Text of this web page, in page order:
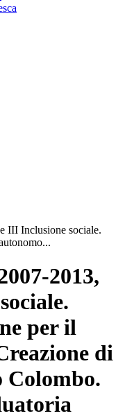
III Inclusione sociale.
2013,
per il
di
Colombo.